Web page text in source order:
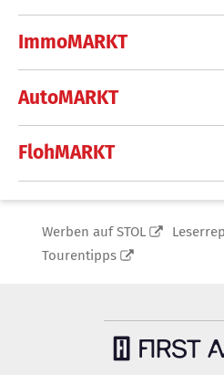
ImmoMARKT
AutoMARKT
FlohMARKT
Werben auf STOL
Tourentipps